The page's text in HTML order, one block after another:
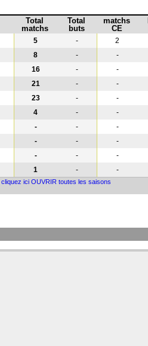
Total
matchs
Total
buts
matchs
CE
5 - 2
8 - -
16 - -
21 - -
23 - -
4 - -
- - -
- - -
- - -
1 - -
cliquez ici OUVRIR toutes les saisons